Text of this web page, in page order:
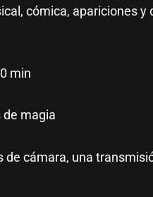
cómica, apariciones
min
de magia
cámara, una